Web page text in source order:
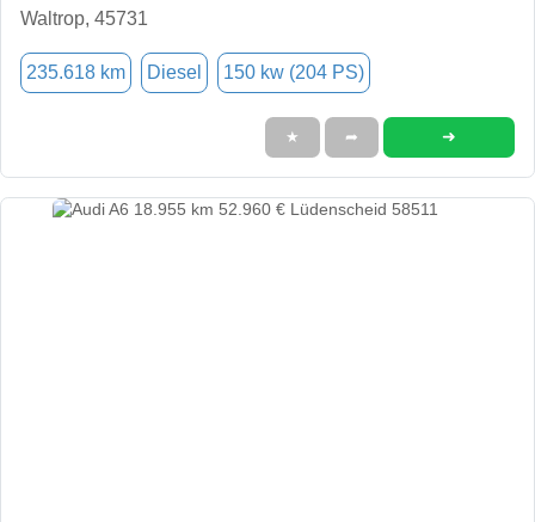
Waltrop, 45731
235.618 km Diesel 150 kw (204 PS)
★ ➦ ➜